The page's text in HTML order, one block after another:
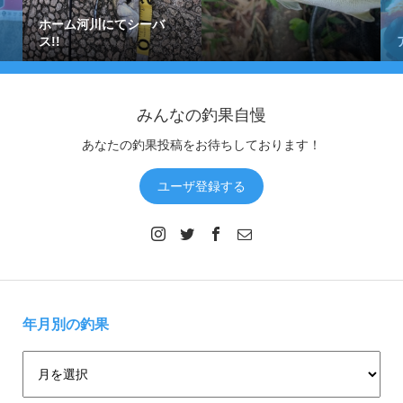
ホーム河川にてシーバ
ス!!
みんなの釣果自慢
あなたの釣果投稿をお待ちしております！
ユーザ登録する
年月別の釣果